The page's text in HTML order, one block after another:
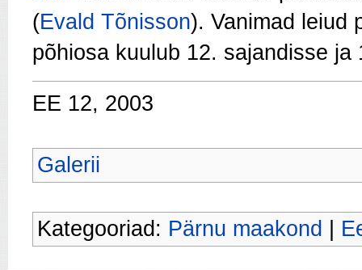
(Evald Tõnisson). Vanimad leiud
põhiosa kuulub 12. sajandisse ja
EE 12, 2003
Galerii
Kategooriad: Pärnu maakond